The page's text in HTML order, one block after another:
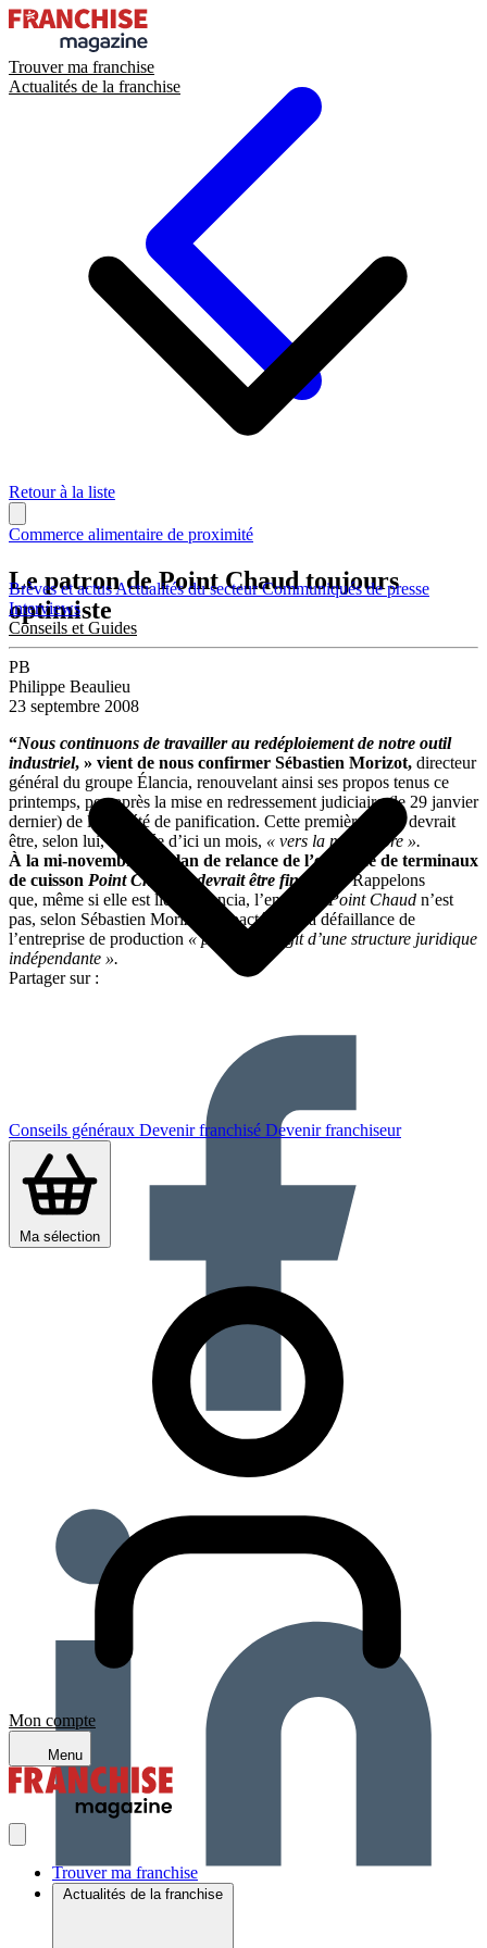
Trouver ma franchise
Actualités de la franchise
Brèves et actusActualités du secteurCommuniqués de presse
Interviews
Conseils et Guides
Conseils généraux Devenir franchisé Devenir franchiseur
Ma sélection
Mon compte
Menu
Trouver ma franchise
Actualités de la franchise
Retour à la liste
Commerce alimentaire de proximité
Le patron de Point Chaud toujours
optimiste
PB
Philippe Beaulieu
23 septembre 2008
“Nous continuons de travailler au redéploiement de notre outil
industriel, » vient de nous confirmer Sébastien Morizot, directeur
général du groupe Élancia, renouvelant ainsi ses propos tenus ce
printemps, peu après la mise en redressement judiciaire (le 29 janvier
dernier) de la société de panification. Cette première étape devrait
être, selon lui, achevée d’ici un mois, « vers la mi-octobre ».
À la mi-novembre, le plan de relance de l’enseigne de terminaux
de cuisson Point Chaud « devrait être finalisé ».Rappelons
que, même si elle est liée à Élancia, l’enseigne Point Chaud n’est
pas, selon Sébastien Morizot, impactée par la défaillance de
l’entreprise de production « puisqu’il s’agit d’une structure juridique
indépendante ».
Partager sur :